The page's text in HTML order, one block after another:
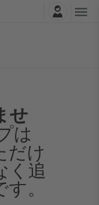
せ
は
だけ
く追
。